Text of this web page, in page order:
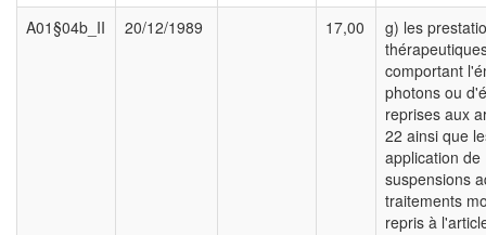
A01§04b_II
20/12/1989 17,00
g) les
comportant
photons ou
reprises aux
22 ainsi que
application de
suspensions
traitements
repris à